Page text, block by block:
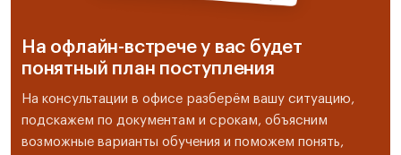
На офлайн-встрече у вас будет
понятный план поступления
На консультации в офисе разберём вашу ситуацию,
подскажем по документам и срокам, объясним
возможные варианты обучения и поможем понять,